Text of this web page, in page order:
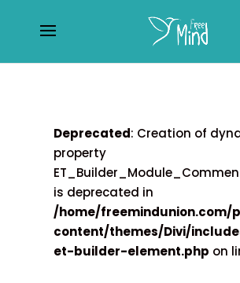
Deprecated: Creation of
property
is deprecated in
/home/
content/themes/Divi/
et-builder-element.php on